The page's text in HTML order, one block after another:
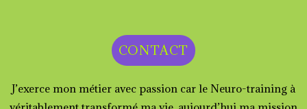
CONTACT
J’exerce mon métier avec passion car le Neuro-training à